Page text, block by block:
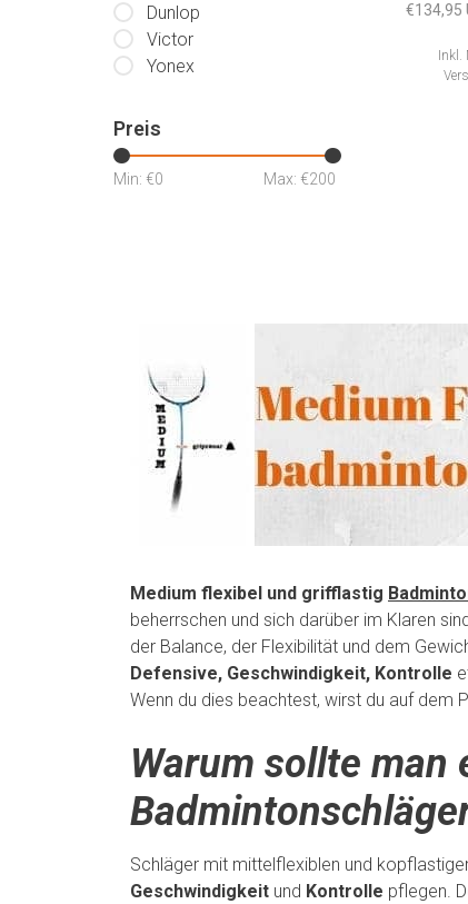
Dunlop
Victor
Yonex
Preis
Min: €0 Max: €200
€134,95
Inkl.
Medium flexibel und grifflastig
beherrschen und sich darüber im Klaren
der Balance, der Flexibilität und dem
Defensive, Geschwindigkeit, Kontrolle
Wenn du dies beachtest, wirst du auf dem
Warum sollte
Schläger mit mittelflexiblen und
Geschwindigkeit und Kontrolle pflegen.